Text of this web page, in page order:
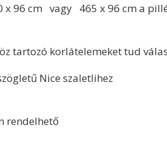
96 cm vagy 465 x 96 cm a
tartozó korlátelemeket tud
Nice szaletlihez
rendelhető